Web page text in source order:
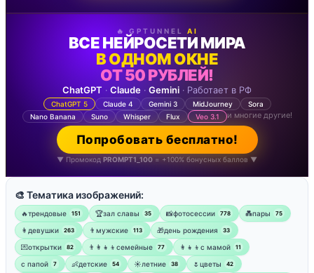
🔥 GPTUNNEL AI
ВСЕ НЕЙРОСЕТИ МИРА
В ОДНОМ ОКНЕ
ОТ 50 РУБЛЕЙ!
ChatGPT · Claude · Gemini · Работает в РФ
ChatGPT 5 Claude 4 Gemini 3 MidJourney
Sora
Nano Banana
Suno Whisper Flux Veo 3.1 и многие другие!
Попробовать бесплатно!
▼ Промокод PROMPT1_100 = +100% бонусных баллов ▼
🎨 Тематика изображений:
🔥трендовые 151 🏆зал славы 35 📸фотосессии 778 💑пары 75
👩девушки 263 👨мужские 113 🎁день рождения 33
💌открытки 82 👨‍👩‍👧‍👦семейные 77 👩‍👧‍👦с мамой 11
‍с папой 7 👶детские 54 ☀️летние 38 🌷цветы 42